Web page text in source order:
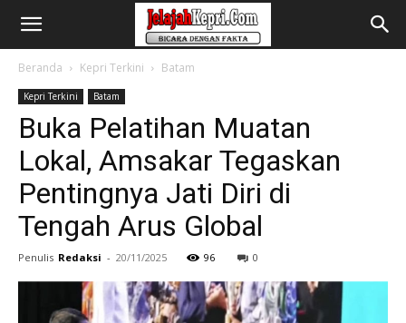
Beranda Kepri Terkini Batam
Kepri Terkini Batam
Buka Pelatihan Muatan
Lokal, Amsakar Tegaskan
Pentingnya Jati Diri di
Tengah Arus Global
Penulis Redaksi - 20/11/2025 96 0